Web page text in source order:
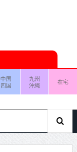
中国
四国
九州
沖縄
在宅